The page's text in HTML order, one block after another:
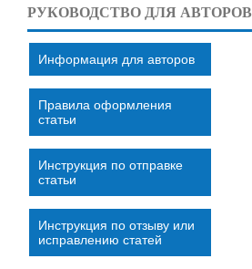
РУКОВОДСТВО ДЛЯ АВТОРОВ
Информация для авторов
Правила оформления
статьи
Инструкция по отправке
статьи
Инструкция по отзыву или
исправлению статей